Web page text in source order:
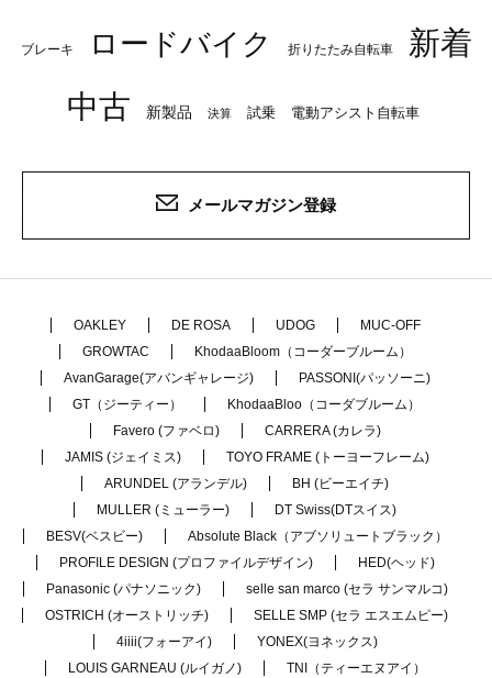
ブレーキ ロードバイク 折りたたみ自転車
新着
中古
新製品 決算 試乗 電動アシスト自転車
メールマガジン登録
OAKLEY DE ROSA UDOG
MUC-OFF
GROWTAC
KhodaaBloom（コーダーブルーム）
AvanGarage(アバンギャレージ)
PASSONI(パッソーニ)
GT（ジーティー）
KhodaaBloo（コーダブルーム）
Favero (ファベロ)
CARRERA (カレラ)
JAMIS (ジェイミス)
TOYO FRAME (トーヨーフレーム)
ARUNDEL (アランデル)
BH (ビーエイチ)
MULLER (ミューラー)
DT Swiss(DTスイス)
BESV(ベスビー)
Absolute Black（アブソリュートブラック）
PROFILE DESIGN (プロファイルデザイン)
HED(ヘッド)
Panasonic (パナソニック)
selle san marco (セラ サンマルコ)
OSTRICH (オーストリッチ)
SELLE SMP (セラ エスエムピー)
4iiii(フォーアイ)
YONEX(ヨネックス)
LOUIS GARNEAU (ルイガノ)
TNI（ティーエヌアイ）